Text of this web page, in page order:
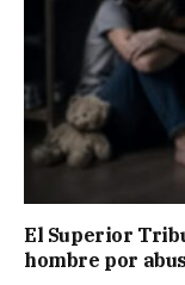
El Superior
hombre por